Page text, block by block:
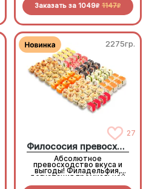
кусочке без лишних хлопот
Заказать за 1049R 1147R
2275гр.
27
Филососия превосходства
Абсолютное
превосходство вкуса и
выгоды! Филадельфия,
дегустация премиальной